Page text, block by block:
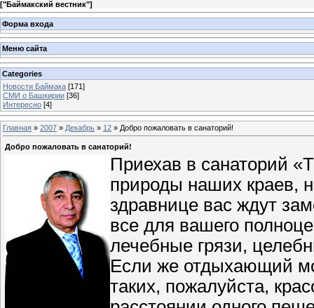
["Баймакский вестник"]
Форма входа
Меню сайта
Categories
Новости Баймака [171]
СМИ о Башкирии [36]
Интересно [4]
Главная » 2007 » Декабрь » 12 » Добро пожаловать в санаторий!
Добро пожаловать в санаторий!
Приехав в санаторий
природы наших краев,
здравнице вас ждут
все для вашего
лечебные грязи,
Если же отдыхающий
таких, пожалуйста,